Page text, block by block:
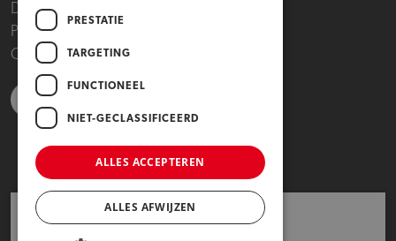
Disclaimer
Privacy- en cookieverklaring
Copyright 2025
PRESTATIE
TARGETING
FUNCTIONEEL
NIET-GECLASSIFICEERD
ALLES ACCEPTEREN
ALLES AFWIJZEN